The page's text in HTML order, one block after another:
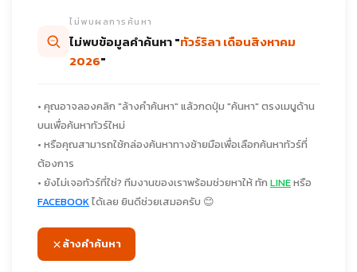
ไม่พบผลการค้นหา
ไม่พบข้อมูลคำค้นหา "ทัวร์ริลา เดือนสิงหาคม
2026"
• คุณอาจลองคลิก "ล้างคำค้นหา" แล้วกดปุ่ม "ค้นหา" ตรงเมนูด้าน
บนเพื่อค้นหาทัวร์ใหม่
• หรือคุณสามารถใช้กล่องค้นหาทางซ้ายมือเพื่อเลือกค้นหาทัวร์ที่
ต้องการ
• ยังไม่เจอทัวร์ที่ใช่? ทีมงานของเราพร้อมช่วยหาให้ ทัก LINEหรือ
FACEBOOKได้เลย ยินดีช่วยเสมอครับ 😊
ล้างคำค้นหา